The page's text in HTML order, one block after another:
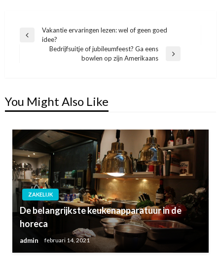
Bericht
navigatie
Previous
Vakantie ervaringen lezen: wel of geen goed
idee?
Bedrijfsuitje of jubileumfeest? Ga eens
bowlen op zijn Amerikaans
You Might Also Like
ZAKELIJK
De belangrijkste keukenapparatuur in de
horeca
admin februari 14, 2021